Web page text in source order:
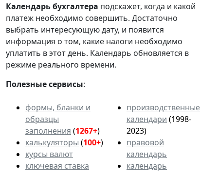
Календарьбухгалтера подскажет, когда и какой
платеж необходимо совершить. Достаточно
выбрать интересующую дату, и появится
информация о том, какие налоги необходимо
уплатить в этот день. Календарь обновляется в
режиме реального времени.
Полезные сервисы:
формы, бланки и
образцы
заполнения (1267+)
калькуляторы (100+)
курсы валют
ключевая ставка
производственные
календари (1998-
2023)
правовой
календарь
календарь